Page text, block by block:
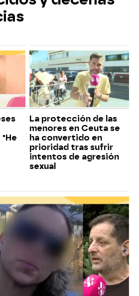
La protección de las
menores en Ceuta se
ha convertido en
prioridad tras sufrir
intentos de agresión
sexual